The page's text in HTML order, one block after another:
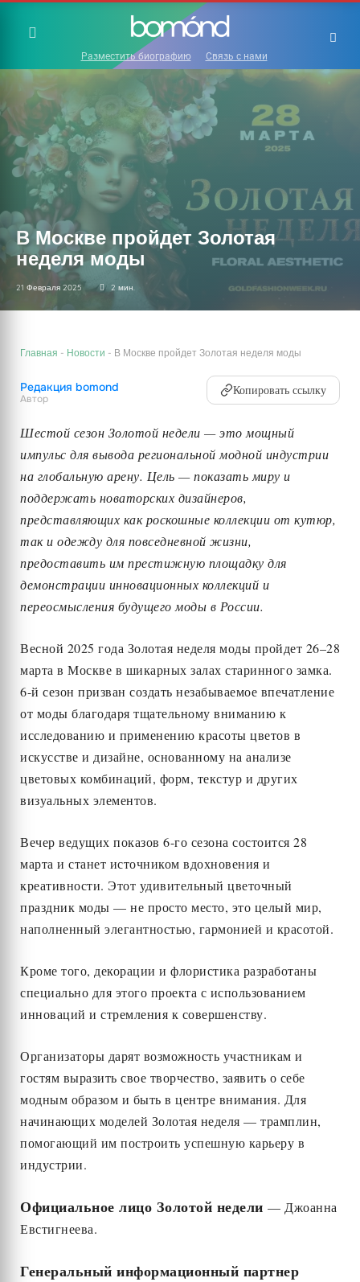
Разместить биографию Связь с нами
В Москве пройдет Золотая
неделя моды
21 Февраля 2025 2 мин.
Главная - Новости - В Москве пройдет Золотая неделя моды
Редакция bomond
Автор
Копировать ссылку
Шестой сезон Золотой недели — это мощный
импульс для вывода региональной модной индустрии
на глобальную арену. Цель — показать миру и
поддержать новаторских дизайнеров,
представляющих как роскошные коллекции от кутюр,
так и одежду для повседневной жизни,
предоставить им престижную площадку для
демонстрации инновационных коллекций и
переосмысления будущего моды в России.
Весной 2025 года Золотая неделя моды пройдет 26–28
марта в Москве в шикарных залах старинного замка.
6-й сезон призван создать незабываемое впечатление
от моды благодаря тщательному вниманию к
исследованию и применению красоты цветов в
искусстве и дизайне, основанному на анализе
цветовых комбинаций, форм, текстур и других
визуальных элементов.
Вечер ведущих показов 6-го сезона состоится 28
марта и станет источником вдохновения и
креативности. Этот удивительный цветочный
праздник моды — не просто место, это целый мир,
наполненный элегантностью, гармонией и красотой.
Кроме того, декорации и флористика разработаны
специально для этого проекта с использованием
инноваций и стремления к совершенству.
Организаторы дарят возможность участникам и
гостям выразить свое творчество, заявить о себе
модным образом и быть в центре внимания. Для
начинающих моделей Золотая неделя — трамплин,
помогающий им построить успешную карьеру в
индустрии.
Официальное лицо Золотой недели — Джоанна
Евстигнеева.
Генеральный информационный партнер